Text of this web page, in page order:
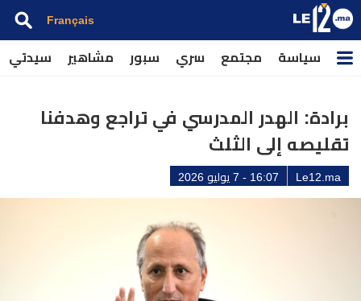
Français
سياسة مجتمع سري سبور مشاهير سيدتي
برادة: الهدر المدرسي في تراجع وهدفنا
تقليصه إلى الثلث
Le12.ma 16:07 - 7 يوليو 2026